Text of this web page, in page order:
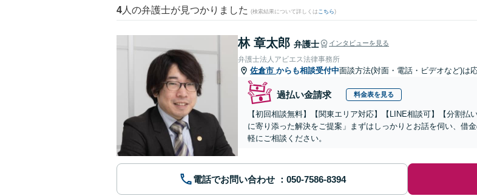
4 人の弁護士が見つかりました (検索結果について詳しくは こちら)
林 章太郎 弁護士 インタビューを見る
弁護士法人アビエス法律事務所
佐倉市 からも相談受付中面談方法(対面・電話・ビデオなど)は
過払い金請求 料金表を見る
【初回相談無料】【関東エリア対応】【LINE相談可】【分割
に寄り添った解決をご提案」まずはしっかりとお話を伺い、借
軽にご相談ください。
電話でお問い合わせ